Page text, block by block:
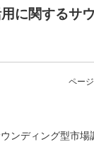
に関するサ
ペー
ンディング型市